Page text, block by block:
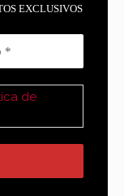
EXCLUSIVOS
de